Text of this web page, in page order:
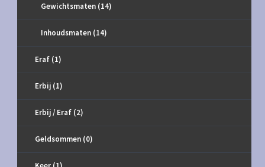
Gewichtsmaten (14)
Inhoudsmaten (14)
Eraf (1)
Erbij (1)
Erbij / Eraf (2)
Geldsommen (0)